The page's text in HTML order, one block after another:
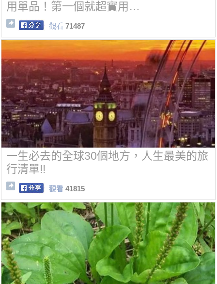
用單品！第一個就超實用…
觀看 71487
一生必去的全球30個地方，人生最美的旅
行清單!!
觀看 41815